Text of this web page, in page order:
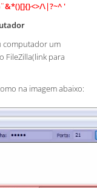
\|?~^ '
computador um
FileZilla(link para
na imagem abaixo: